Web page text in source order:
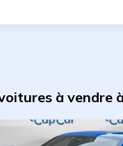
à vendre